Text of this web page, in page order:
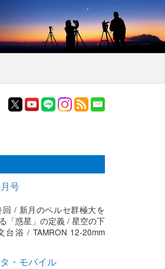
号
回 / 新月のペルセ群極大を
「惑星」の定義 / 星空の下
台浴 / TAMRON 12-20mm
・モバイル